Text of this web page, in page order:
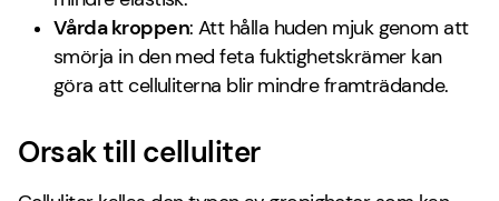
Vårda kroppen: Att hålla huden mjuk genom att
smörja in den med feta fuktighetskrämer kan
göra att celluliterna blir mindre framträdande.
Orsak till celluliter